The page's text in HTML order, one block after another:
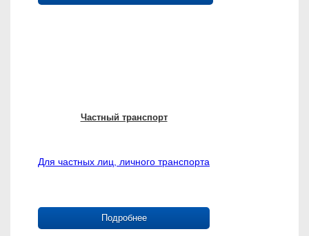
Частный транспорт
Для частных лиц, личного транспорта
Подробнее